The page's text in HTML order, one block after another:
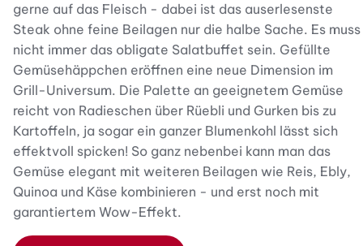
gerne auf das Fleisch - dabei ist das auserlesenste
Steak ohne feine Beilagen nur die halbe Sache. Es muss
nicht immer das obligate Salatbuffet sein. Gefüllte
Gemüsehäppchen eröffnen eine neue Dimension im
Grill-Universum. Die Palette an geeignetem Gemüse
reicht von Radieschen über Rüebli und Gurken bis zu
Kartoffeln, ja sogar ein ganzer Blumenkohl lässt sich
effektvoll spicken! So ganz nebenbei kann man das
Gemüse elegant mit weiteren Beilagen wie Reis, Ebly,
Quinoa und Käse kombinieren - und erst noch mit
garantiertem Wow-Effekt.